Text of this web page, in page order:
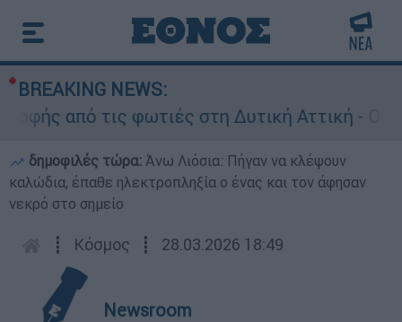
BREAKING NEWS:
από τις φωτιές στη Δυτική Αττική - Οι
δημοφιλές τώρα: Άνω Λιόσια: Πήγαν να κλέψουν
καλώδια, έπαθε ηλεκτροπληξία ο ένας και τον άφησαν
νεκρό στο σημείο
┋ Κόσμος ┋ 28.03.2026 18:49
Newsroom